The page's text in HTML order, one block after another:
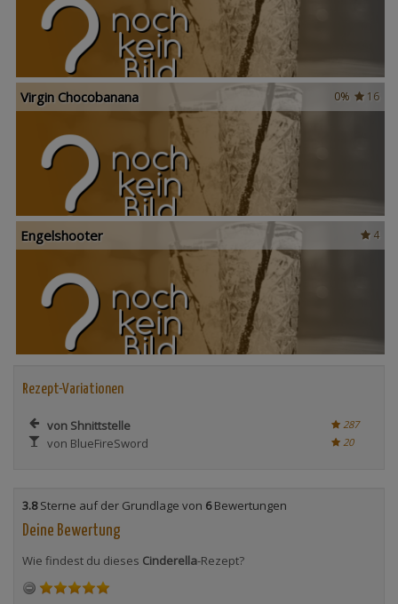
16
0%
Virgin Chocobanana
4
Engelshooter
Rezept-Variationen
von Shnittstelle 287
von BlueFireSword 20
3.8Sterne auf der Grundlage von 6Bewertungen
Deine Bewertung
Wie findest du dieses Cinderella-Rezept?